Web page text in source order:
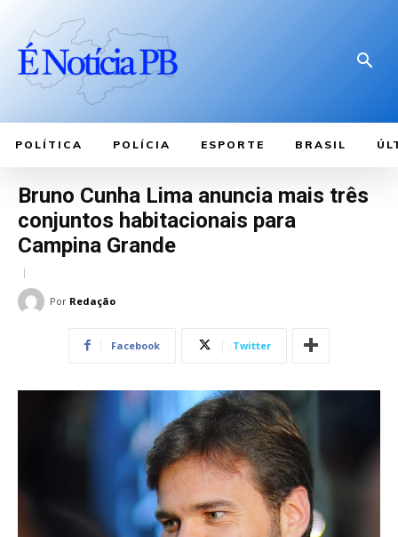
POLÍTICA POLÍCIA ESPORTE BRASIL
Bruno Cunha Lima anuncia mais três
conjuntos habitacionais para
Campina Grande
Por Redação
Facebook Twitter